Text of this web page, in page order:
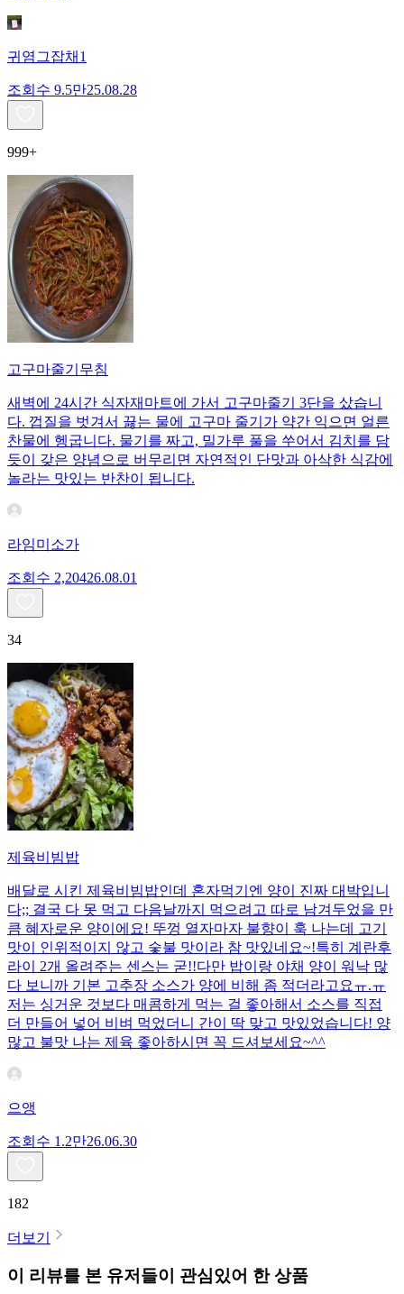
귀염그잡채1
조회수 9.5만25.08.28
999+
고구마줄기무침
새벽에 24시간 식자재마트에 가서 고구마줄기 3단을 샀습니
다. 껍질을 벗겨서 끓는 물에 고구마 줄기가 약간 익으면 얼른
찬물에 헹굽니다. 물기를 짜고, 밀가루 풀을 쑤어서 김치를 담
듯이 갖은 양념으로 버무리면 자연적인 단맛과 아삭한 식감에
놀라는 맛있는 반찬이 됩니다.
라임미소가
조회수 2,20426.08.01
34
제육비빔밥
배달로 시킨 제육비빔밥인데 혼자먹기엔 양이 진짜 대박입니
다;; 결국 다 못 먹고 다음날까지 먹으려고 따로 남겨두었을 만
큼 혜자로운 양이에요! 뚜껑 열자마자 불향이 훅 나는데 고기
맛이 인위적이지 않고 숯불 맛이라 참 맛있네요~!특히 계란후
라이 2개 올려주는 센스는 굳!! ​다만 밥이랑 야채 양이 워낙 많
다 보니까 기본 고추장 소스가 양에 비해 좀 적더라고요ㅠ.ㅠ
저는 싱거운 것보다 매콤하게 먹는 걸 좋아해서 소스를 직접
더 만들어 넣어 비벼 먹었더니 간이 딱 맞고 맛있었습니다! 양
많고 불맛 나는 제육 좋아하시면 꼭 드셔보세요~^^
으앵
조회수 1.2만26.06.30
182
더보기
이 리뷰를 본 유저들이 관심있어 한 상품